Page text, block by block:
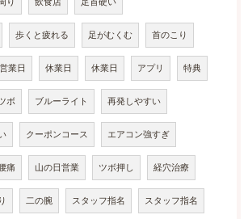
歩くと疲れる 足がむくむ 首のこり
営業日 休業日 休業日 アプリ 特典
ボ ブルーライト 再発しやすい
クーポンコース エアコン強すぎ
痛 山の日営業 ツボ押し 経穴治療
二の腕 スタッフ指名 スタッフ指名